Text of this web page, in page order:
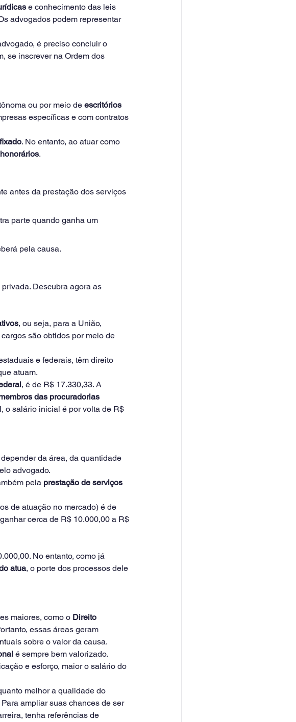
e conhecimento das leis
advogados podem representar
é preciso concluir o
se inscrever na Ordem dos
ou por meio de escritórios
específicas e com contratos
. No entanto, ao atuar como
honorários.
antes da prestação dos serviços
parte quando ganha um
pela causa.
Descubra agora as
, ou seja, para a União,
são obtidos por meio de
e federais, têm direito
atuam.
, é de R$ 17.330,33. A
das procuradorias
o salário inicial é por volta de R$
da área, da quantidade
advogado.
pela prestação de serviços
de atuação no mercado) é de
cerca de R$ 10.000,00 a R$
No entanto, como já
atua, o porte dos processos dele
maiores, como o Direito
essas áreas geram
sobre o valor da causa.
é sempre bem valorizado.
e esforço, maior o salário do
melhor a qualidade do
ampliar suas chances de ser
tenha referências de